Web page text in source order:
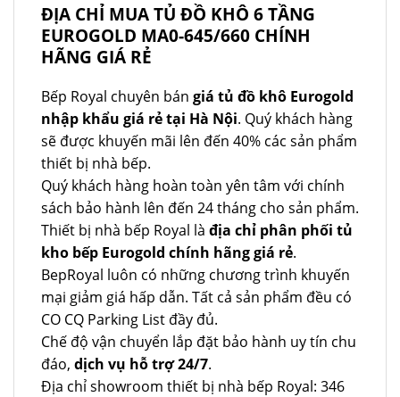
ĐỊA CHỈ MUA TỦ ĐỒ KHÔ 6 TẦNG
EUROGOLD MA0-645/660 CHÍNH
HÃNG GIÁ RẺ
Bếp Royal chuyên bán giá tủ đồ khô Eurogold
nhập khẩu giá rẻ tại Hà Nội. Quý khách hàng
sẽ được khuyến mãi lên đến 40% các sản phẩm
thiết bị nhà bếp.
Quý khách hàng hoàn toàn yên tâm với chính
sách bảo hành lên đến 24 tháng cho sản phẩm.
Thiết bị nhà bếp Royal là địa chỉ phân phối tủ
kho bếp Eurogold chính hãng giá rẻ.
BepRoyal luôn có những chương trình khuyến
mại giảm giá hấp dẫn. Tất cả sản phẩm đều có
CO CQ Parking List đầy đủ.
Chế độ vận chuyển lắp đặt bảo hành uy tín chu
đáo, dịch vụ hỗ trợ 24/7.
Địa chỉ showroom thiết bị nhà bếp Royal: 346